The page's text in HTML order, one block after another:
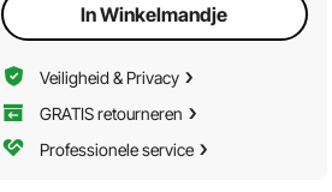
In Winkelmandje
Veiligheid & Privacy
GRATIS retourneren
Professionele service